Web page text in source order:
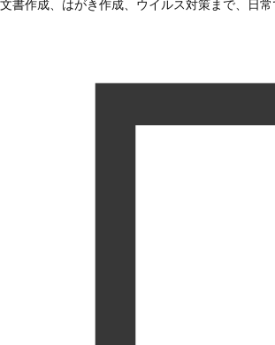
文書作成、はがき作成、ウイルス対策まで、日